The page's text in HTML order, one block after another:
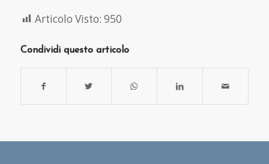
Articolo Visto: 950
Condividi questo articolo